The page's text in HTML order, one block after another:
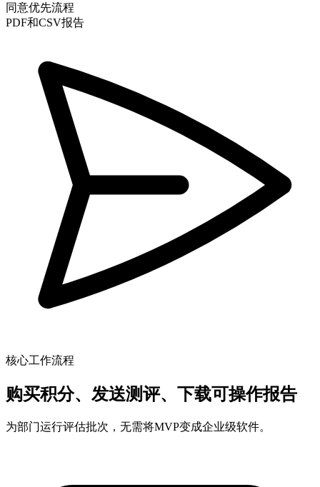
同意优先流程
PDF和CSV报告
核心工作流程
购买积分、发送测评、下载可操作报告
为部门运行评估批次，无需将MVP变成企业级软件。